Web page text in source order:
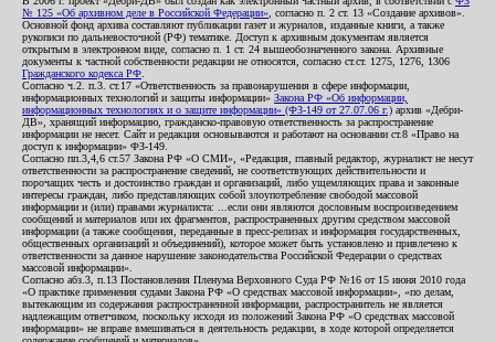
№ 125 «Об архивном деле в Российской Федерации» , согласно п. 2 ст. 13 «Создание архивов».
Основной фонд архива составляют публикации газет и журналов, изданные книги, а также
рукописи по дальневосточной (РФ) тематике. Доступ к архивным документам является
открытым в электронном виде, согласно п. 1 ст. 24 вышеобозначенного закона. Архивные
документы к частной собственности редакции не относятся, согласно ст.ст. 1275, 1276, 1306
Гражданского кодекса РФ
Согласно ч.2. п.3. ст.17 «Ответственность за правонарушения в сфере информации,
информационных технологий и защиты информации» Закона РФ «Об информации,
информационных технологиях и о защите информации» (ФЗ-149 от 27.07.06 г.) архив «Дебри-
ДВ», хранящий информацию, гражданско-правовую ответственность за распространение
информации не несет. Сайт и редакция основываются и работают на основании ст.8 «Право на
доступ к информации» ФЗ-149.
Согласно пп.3,4,6 ст.57 Закона РФ «О СМИ», «Редакция, главный редактор, журналист не несут
ответственности за распространение сведений, не соответствующих действительности и
порочащих честь и достоинство граждан и организаций, либо ущемляющих права и законные
интересы граждан, либо представляющих собой злоупотребление свободой массовой
информации и (или) правами журналиста: ...если они являются дословным воспроизведением
сообщений и материалов или их фрагментов, распространенных другим средством массовой
информации (а также сообщения, переданные в пресс-релизах и информация государственных,
общественных организаций и объединений), которое может быть установлено и привлечено к
ответственности за данное нарушение законодательства Российской Федерации о средствах
массовой информации».
Согласно абз.3, п.13 Постановления Пленума Верховного Суда РФ №16 от 15 июня 2010 года
«О практике применения судами Закона РФ «О средствах массовой информации», «по делам,
вытекающим из содержания распространенной информации, распространитель не является
надлежащим ответчиком, поскольку исходя из положений Закона РФ «О средствах массовой
информации» не вправе вмешиваться в деятельность редакции, в ходе которой определяется